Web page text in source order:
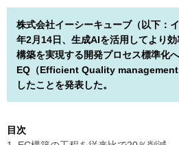
株式会社イーシーキューブ（以下：
年2月14日、生成AIを活用してより
構築を実現する開発プロセス標準化
EQ（Efficient Quality management
したことを発表した。
目次